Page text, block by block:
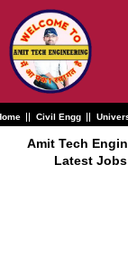
content
Civil Engg
Amit Tech
Latest